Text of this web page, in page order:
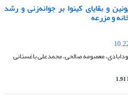
و بقایای کینوا بر جوانه‌زنی و رشد
و مزرعه
معصومه صالحی، محمدعلی باغستانی
1.91